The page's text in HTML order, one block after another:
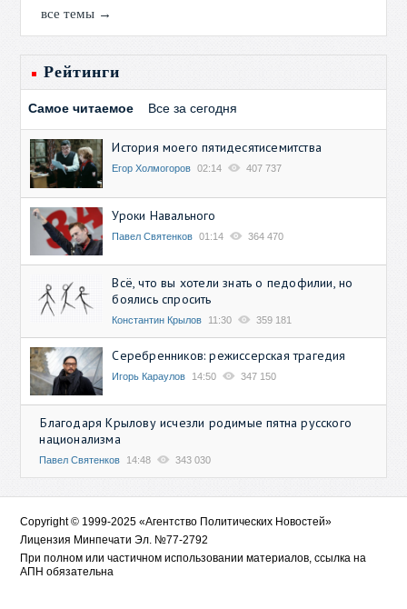
все темы →
Рейтинги
Самое читаемое Все за сегодня
История моего пятидесятисемитства
Егор Холмогоров 02:14 407 737
Уроки Навального
Павел Святенков 01:14 364 470
Всё, что вы хотели знать о педофилии, но
боялись спросить
Константин Крылов 11:30 359 181
Серебренников: режиссерская трагедия
Игорь Караулов 14:50 347 150
Благодаря Крылову исчезли родимые пятна русского
национализма
Павел Святенков 14:48 343 030
Copyright © 1999-2025 «Агентство Политических Новостей»
Лицензия Минпечати Эл. №77-2792
При полном или частичном использовании материалов, ссылка на
АПН обязательна